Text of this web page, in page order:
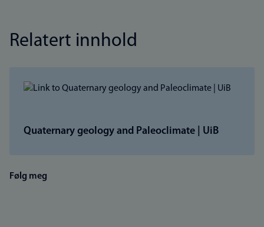
Relatert innhold
Quaternary geology and Paleoclimate | UiB
Følg meg